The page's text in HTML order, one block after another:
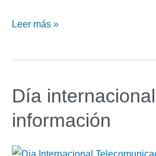
Fin
las
TDT
SD
en
Leer más »
Día
información